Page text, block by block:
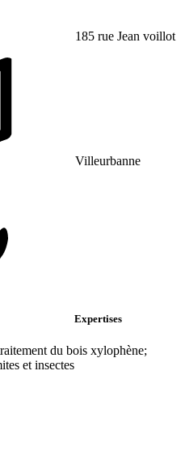
185 rue Jean voillot
Villeurbanne
Expertises
du bois xylophène;
et insectes